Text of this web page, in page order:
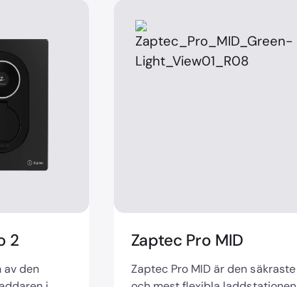
2
av den
Zaptec Pro MID
Zaptec Pro MID är den säkraste